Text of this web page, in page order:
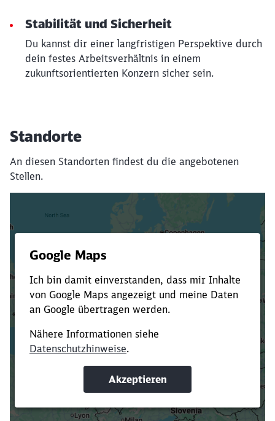
Stabilität und Sicherheit
Du kannst dir einer langfristigen Perspektive durch
dein festes Arbeitsverhältnis in einem
zukunftsorientierten Konzern sicher sein.
Standorte
An diesen Standorten findest du die angebotenen
Stellen.
Verkürze die Ladezeit, indem du Suchbegriffe
oder Filter hinzufügst.
Suchbegriffe eingeben